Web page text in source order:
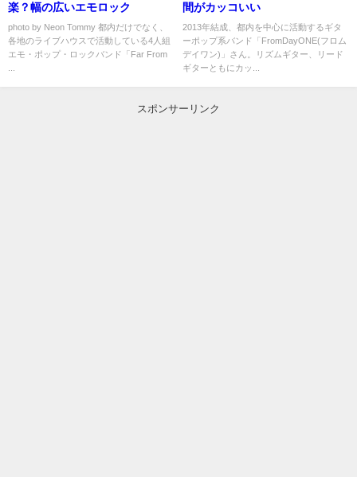
楽？幅の広いエモロック
photo by Neon Tommy 都内だけでなく、
各地のライブハウスで活動している4人組
エモ・ポップ・ロックバンド「Far From
間がカッコいい
2013年結成、都内を中心に活動するギタ
ーポップ系バンド「FromDayONE(フロム
デイワン)」さん。リズムギター、リード
ギターともにカッ...
スポンサーリンク